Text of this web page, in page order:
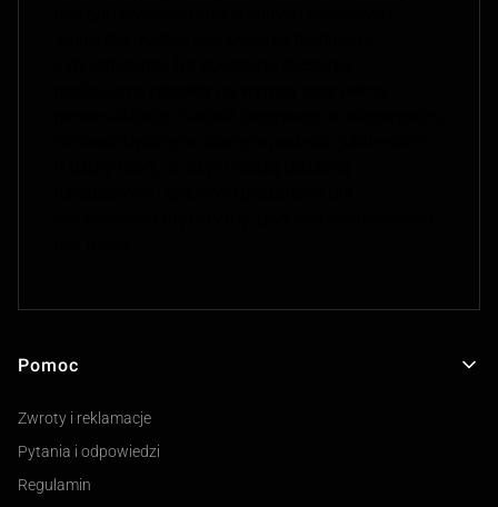
Linki w stopce
Pomoc
Zwroty i reklamacje
Pytania i odpowiedzi
Regulamin